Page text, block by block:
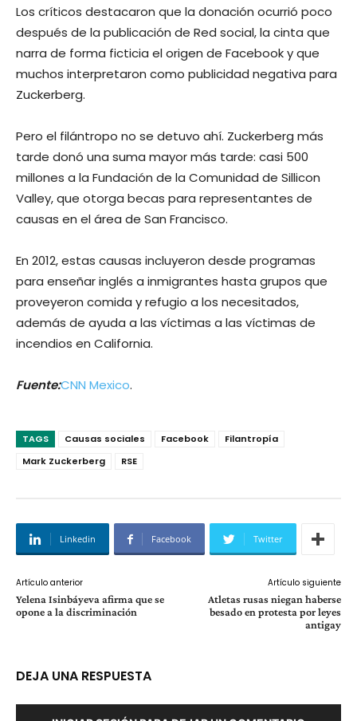
Los críticos destacaron que la donación ocurrió poco
después de la publicación de Red social, la cinta que
narra de forma ficticia el origen de Facebook y que
muchos interpretaron como publicidad negativa para
Zuckerberg.
Pero el filántropo no se detuvo ahí. Zuckerberg más
tarde donó una suma mayor más tarde: casi 500
millones a la Fundación de la Comunidad de Sillicon
Valley, que otorga becas para representantes de
causas en el área de San Francisco.
En 2012, estas causas incluyeron desde programas
para enseñar inglés a inmigrantes hasta grupos que
proveyeron comida y refugio a los necesitados,
además de ayuda a las víctimas a las víctimas de
incendios en California.
Fuente:CNN Mexico.
TAGS Causas sociales Facebook
Filantropía
Mark Zuckerberg
RSE
Linkedin Facebook Twitter
Artículo anterior
Yelena Isinbáyeva afirma que se
opone a la discriminación
Artículo siguiente
Atletas rusas niegan haberse
besado en protesta por leyes
antigay
DEJA UNA RESPUESTA